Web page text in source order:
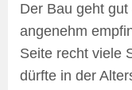
Der Bau geht
angenehm
Seite recht viele
dürfte in der